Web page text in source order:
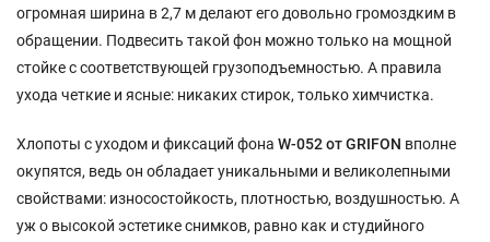
огромная ширина в 2,7 м делают его довольно громоздким в
обращении. Подвесить такой фон можно только на мощной
стойке с соответствующей грузоподъемностью. А правила
ухода четкие и ясные: никаких стирок, только химчистка.
Хлопоты с уходом и фиксаций фона W-052 отGRIFON вполне
окупятся, ведь он обладает уникальными и великолепными
свойствами: износостойкость, плотностью, воздушностью. А
уж о высокой эстетике снимков, равно как и студийного